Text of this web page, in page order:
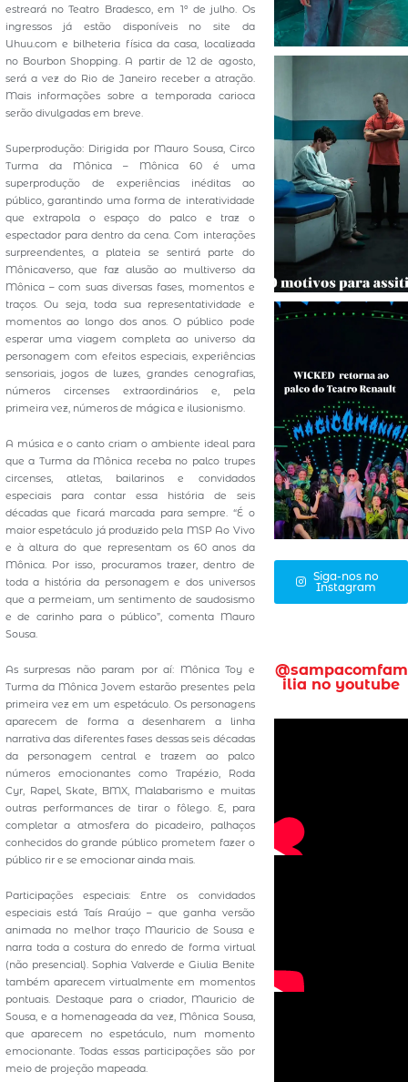
estreará no Teatro Bradesco, em 1º de julho. Os
ingressos já estão disponíveis no site da
Uhuu.com e bilheteria física da casa, localizada
no Bourbon Shopping. A partir de 12 de agosto,
será a vez do Rio de Janeiro receber a atração.
Mais informações sobre a temporada carioca
serão divulgadas em breve.
Superprodução: Dirigida por Mauro Sousa, Circo
Turma da Mônica – Mônica 60 é uma
superprodução de experiências inéditas ao
público, garantindo uma forma de interatividade
que extrapola o espaço do palco e traz o
espectador para dentro da cena. Com interações
surpreendentes, a plateia se sentirá parte do
Mônicaverso, que faz alusão ao multiverso da
Mônica – com suas diversas fases, momentos e
traços. Ou seja, toda sua representatividade e
momentos ao longo dos anos. O público pode
esperar uma viagem completa ao universo da
personagem com efeitos especiais, experiências
sensoriais, jogos de luzes, grandes cenografias,
números circenses extraordinários e, pela
primeira vez, números de mágica e ilusionismo.
A música e o canto criam o ambiente ideal para
que a Turma da Mônica receba no palco trupes
circenses, atletas, bailarinos e convidados
especiais para contar essa história de seis
décadas que ficará marcada para sempre. “É o
maior espetáculo já produzido pela MSP Ao Vivo
e à altura do que representam os 60 anos da
Mônica. Por isso, procuramos trazer, dentro de
toda a história da personagem e dos universos
que a permeiam, um sentimento de saudosismo
e de carinho para o público”, comenta Mauro
Sousa.
As surpresas não param por aí: Mônica Toy e
Turma da Mônica Jovem estarão presentes pela
primeira vez em um espetáculo. Os personagens
aparecem de forma a desenharem a linha
narrativa das diferentes fases dessas seis décadas
da personagem central e trazem ao palco
números emocionantes como Trapézio, Roda
Cyr, Rapel, Skate, BMX, Malabarismo e muitas
outras performances de tirar o fôlego. E, para
completar a atmosfera do picadeiro, palhaços
conhecidos do grande público prometem fazer o
público rir e se emocionar ainda mais.
Participações especiais: Entre os convidados
especiais está Taís Araújo – que ganha versão
animada no melhor traço Mauricio de Sousa e
narra toda a costura do enredo de forma virtual
(não presencial). Sophia Valverde e Giulia Benite
também aparecem virtualmente em momentos
pontuais. Destaque para o criador, Mauricio de
Sousa, e a homenageada da vez, Mônica Sousa,
que aparecem no espetáculo, num momento
emocionante. Todas essas participações são por
meio de projeção mapeada.
Siga-nos no
Instagram
@sampacomfam
ilia no youtube